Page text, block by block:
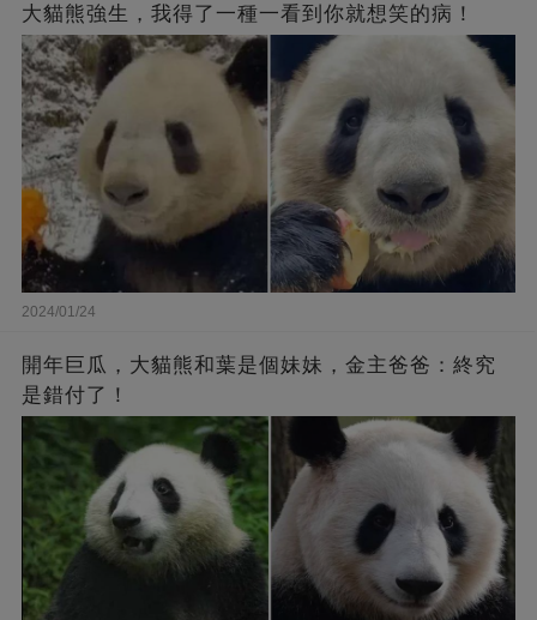
大貓熊強生，我得了一種一看到你就想笑的病！
2024/01/24
開年巨瓜，大貓熊和葉是個妹妹，金主爸爸：終究
是錯付了！